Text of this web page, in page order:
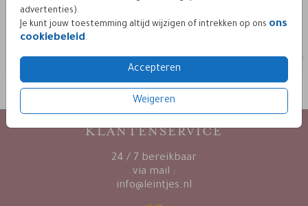
advertenties).
Je kunt jouw toestemming altijd wijzigen of intrekken op ons ons
cookiebeleid.
Accepteren
Weigeren
KLANTENSERVICE
24 / 7 bereikbaar
via mail :
info@leintjes.nl